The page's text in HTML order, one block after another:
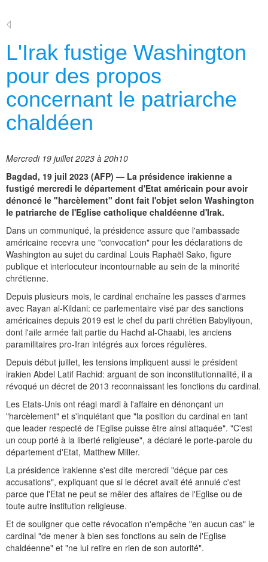
L'Irak fustige Washington
pour des propos
concernant le patriarche
chaldéen
Mercredi 19 juillet 2023 à 20h10
Bagdad, 19 juil 2023 (AFP) — La présidence irakienne a
fustigé mercredi le département d'Etat américain pour avoir
dénoncé le "harcèlement" dont fait l'objet selon Washington
le patriarche de l'Eglise catholique chaldéenne d'Irak.
Dans un communiqué, la présidence assure que l'ambassade
américaine recevra une "convocation" pour les déclarations de
Washington au sujet du cardinal Louis Raphaël Sako, figure
publique et interlocuteur incontournable au sein de la minorité
chrétienne.
Depuis plusieurs mois, le cardinal enchaîne les passes d'armes
avec Rayan al-Kildani: ce parlementaire visé par des sanctions
américaines depuis 2019 est le chef du parti chrétien Babyliyoun,
dont l'aile armée fait partie du Hachd al-Chaabi, les anciens
paramilitaires pro-Iran intégrés aux forces régulières.
Depuis début juillet, les tensions impliquent aussi le président
irakien Abdel Latif Rachid: arguant de son inconstitutionnalité, il a
révoqué un décret de 2013 reconnaissant les fonctions du cardinal.
Les Etats-Unis ont réagi mardi à l'affaire en dénonçant un
"harcèlement" et s'inquiétant que "la position du cardinal en tant
que leader respecté de l'Eglise puisse être ainsi attaquée". "C'est
un coup porté à la liberté religieuse", a déclaré le porte-parole du
département d'Etat, Matthew Miller.
La présidence irakienne s'est dite mercredi "déçue par ces
accusations", expliquant que si le décret avait été annulé c'est
parce que l'Etat ne peut se mêler des affaires de l'Eglise ou de
toute autre institution religieuse.
Et de souligner que cette révocation n'empêche "en aucun cas" le
cardinal "de mener à bien ses fonctions au sein de l'Eglise
chaldéenne" et "ne lui retire en rien de son autorité".